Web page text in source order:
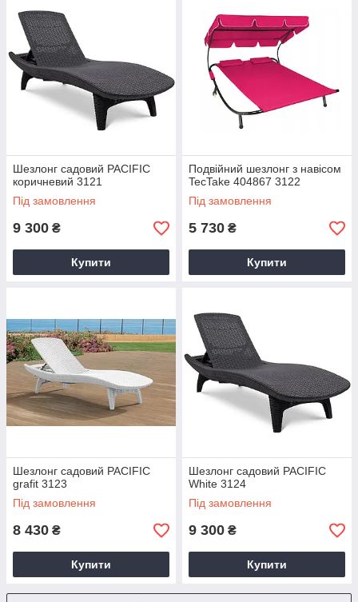
Шезлонг садовий PACIFIC
коричневий 3121
Під замовлення
9 300 ₴
Купити
Подвійний шезлонг з навісом
TecTake 404867 3122
Під замовлення
5 730 ₴
Купити
Шезлонг садовий PACIFIC
grafit 3123
Під замовлення
8 430 ₴
Купити
Шезлонг садовий PACIFIC
White 3124
Під замовлення
9 300 ₴
Купити